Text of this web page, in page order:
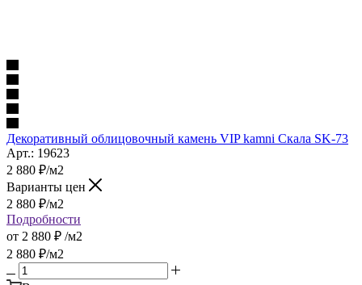
Декоративный облицовочный камень VIP kamni Скала SK-73
Арт.: 19623
2 880 ₽/м2
Варианты цен
2 880 ₽/м2
Подробности
от 2 880 ₽ /м2
2 880 ₽/м2